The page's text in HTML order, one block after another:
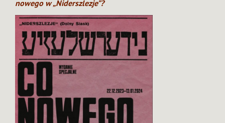
nowego w „Niderszlezje”?